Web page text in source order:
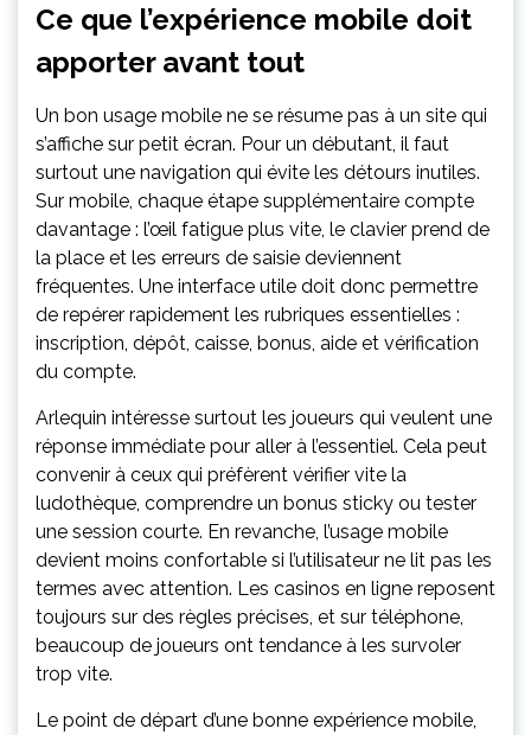
Ce que l’expérience mobile doit
apporter avant tout
Un bon usage mobile ne se résume pas à un site qui
s’affiche sur petit écran. Pour un débutant, il faut
surtout une navigation qui évite les détours inutiles.
Sur mobile, chaque étape supplémentaire compte
davantage : l’œil fatigue plus vite, le clavier prend de
la place et les erreurs de saisie deviennent
fréquentes. Une interface utile doit donc permettre
de repérer rapidement les rubriques essentielles :
inscription, dépôt, caisse, bonus, aide et vérification
du compte.
Arlequin intéresse surtout les joueurs qui veulent une
réponse immédiate pour aller à l’essentiel. Cela peut
convenir à ceux qui préfèrent vérifier vite la
ludothèque, comprendre un bonus sticky ou tester
une session courte. En revanche, l’usage mobile
devient moins confortable si l’utilisateur ne lit pas les
termes avec attention. Les casinos en ligne reposent
toujours sur des règles précises, et sur téléphone,
beaucoup de joueurs ont tendance à les survoler
trop vite.
Le point de départ d’une bonne expérience mobile,